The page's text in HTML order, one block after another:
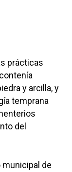
prácticas
y arcilla, y
temprana
del
de